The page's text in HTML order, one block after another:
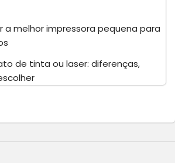
a melhor impressora pequena para
de tinta ou laser: diferenças,